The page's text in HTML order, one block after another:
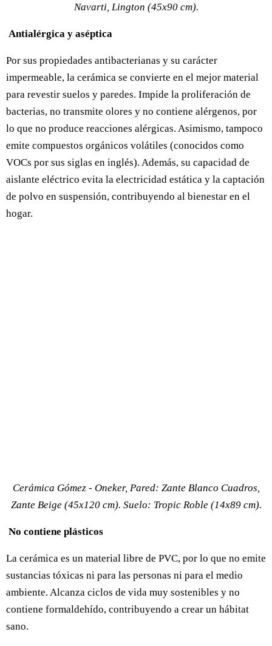
Navarti, Lington (45x90 cm).
Antialérgica y aséptica
Por sus propiedades antibacterianas y su carácter
impermeable, la cerámica se convierte en el mejor material
para revestir suelos y paredes. Impide la proliferación de
bacterias, no transmite olores y no contiene alérgenos, por
lo que no produce reacciones alérgicas. Asimismo, tampoco
emite compuestos orgánicos volátiles (conocidos como
VOCs por sus siglas en inglés). Además, su capacidad de
aislante eléctrico evita la electricidad estática y la captación
de polvo en suspensión, contribuyendo al bienestar en el
hogar.
Cerámica Gómez - Oneker, Pared: Zante Blanco Cuadros,
Zante Beige (45x120 cm). Suelo: Tropic Roble (14x89 cm).
No contiene plásticos
La cerámica es un material libre de PVC, por lo que no emite
sustancias tóxicas ni para las personas ni para el medio
ambiente. Alcanza ciclos de vida muy sostenibles y no
contiene formaldehído, contribuyendo a crear un hábitat
sano.